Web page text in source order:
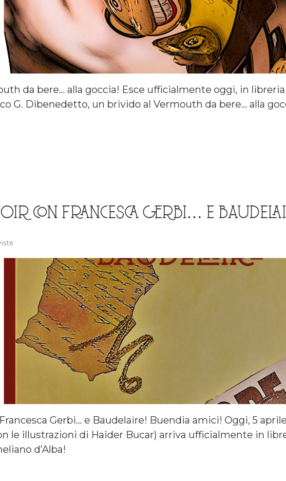
da bere… alla goccia! Esce ufficialmente oggi, in libreria
G. Dibenedetto, un brivido al Vermouth da bere… alla
CON FRANCESCA GERBI… E
Gerbi… e Baudelaire! Buendia amici! Oggi, 5
le illustrazioni di Haider Bucar) arriva ufficialmente in
d’Alba!